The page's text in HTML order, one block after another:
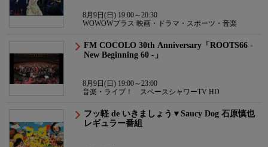
8月9日(日) 19:00～20:30
WOWOWプラス 映画・ドラマ・スポーツ・音楽
FM COCOLO 30th Anniversary「ROOTS66 -
New Beginning 60 -」
8月9日(日) 19:00～23:00
音楽・ライブ！ スペースシャワーTV HD
フッ軽 de いきましょう▼Saucy Dog 石原慎也
レギュラー番組